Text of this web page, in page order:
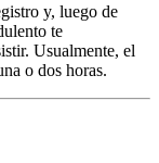
y, luego de
te
Usualmente, el
o dos horas.